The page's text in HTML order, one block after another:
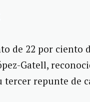
de 22 por ciento
Gatell,
tercer repunte de